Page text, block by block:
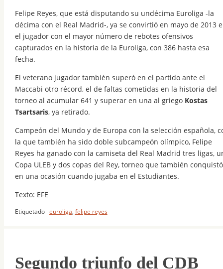
Felipe Reyes, que está disputando su undécima Euroliga -la
décima con el Real Madrid-, ya se convirtió en mayo de 2013
el jugador con el mayor número de rebotes ofensivos
capturados en la historia de la Euroliga, con 386 hasta esa
fecha.
El veterano jugador también superó en el partido ante el
Maccabi otro récord, el de faltas cometidas en la historia del
torneo al acumular 641 y superar en una al griego Kostas
Tsartsaris, ya retirado.
Campeón del Mundo y de Europa con la selección española,
la que también ha sido doble subcampeón olímpico, Felipe
Reyes ha ganado con la camiseta del Real Madrid tres ligas,
Copa ULEB y dos copas del Rey, torneo que también conquistó
en una ocasión cuando jugaba en el Estudiantes.
Texto: EFE
Etiquetado euroliga, felipe reyes
Segundo triunfo del CDB